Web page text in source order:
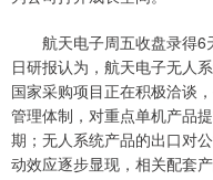
航天电子周五收盘录得6
日研报认为，航天电子无人
国家采购项目正在积极洽谈
管理体制，对重点单机产品
期；无人系统产品的出口对
动效应逐步显现，相关配套